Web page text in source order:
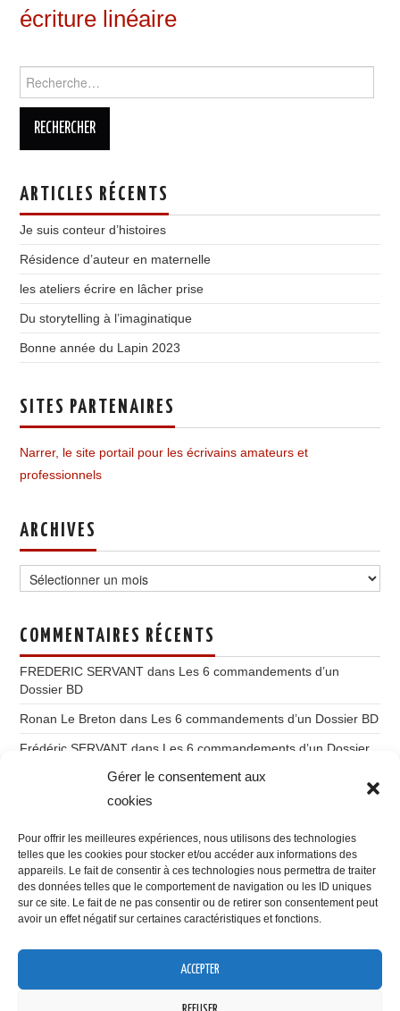
Gérer le consentement aux
cookies
Pour offrir les meilleures expériences, nous utilisons des technologies
telles que les cookies pour stocker et/ou accéder aux informations des
appareils. Le fait de consentir à ces technologies nous permettra de traiter
des données telles que le comportement de navigation ou les ID uniques
sur ce site. Le fait de ne pas consentir ou de retirer son consentement peut
avoir un effet négatif sur certaines caractéristiques et fonctions.
ACCEPTER
écriture linéaire
ARTICLES RÉCENTS
Je suis conteur d’histoires
Résidence d’auteur en maternelle
les ateliers écrire en lâcher prise
Du storytelling à l’imaginatique
Bonne année du Lapin 2023
SITES PARTENAIRES
Narrer, le site portail pour les écrivains amateurs et
professionnels
ARCHIVES
COMMENTAIRES RÉCENTS
FREDERIC SERVANT dans Les 6 commandements d’un
Dossier BD
Ronan Le Breton dans Les 6 commandements d’un Dossier BD
Frédéric SERVANT dans Les 6 commandements d’un Dossier
Ronan Le Bretondans
Confidentialité et cookies : ce site utilise des cookies. En continuant à
utiliser ce site Web, vous acceptez leur utilisation.